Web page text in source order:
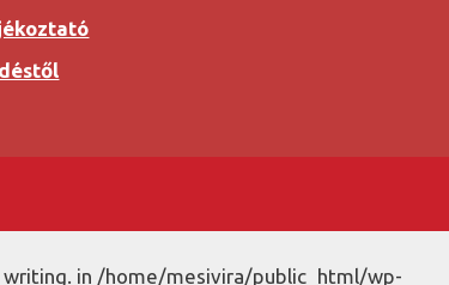
writing. in /home/mesivira/public_html/wp-